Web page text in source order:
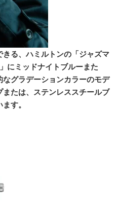
る、ハミルトンの「ジャズマ
にミッドナイトブルーまた
グラデーションカラーのモデ
たは、ステンレススチールブ
す。